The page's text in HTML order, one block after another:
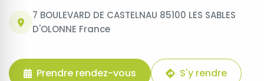
7 BOULEVARD DE CASTELNAU 85100 LES SABLES
D'OLONNE France
Prendre rendez-vous S'y rendre